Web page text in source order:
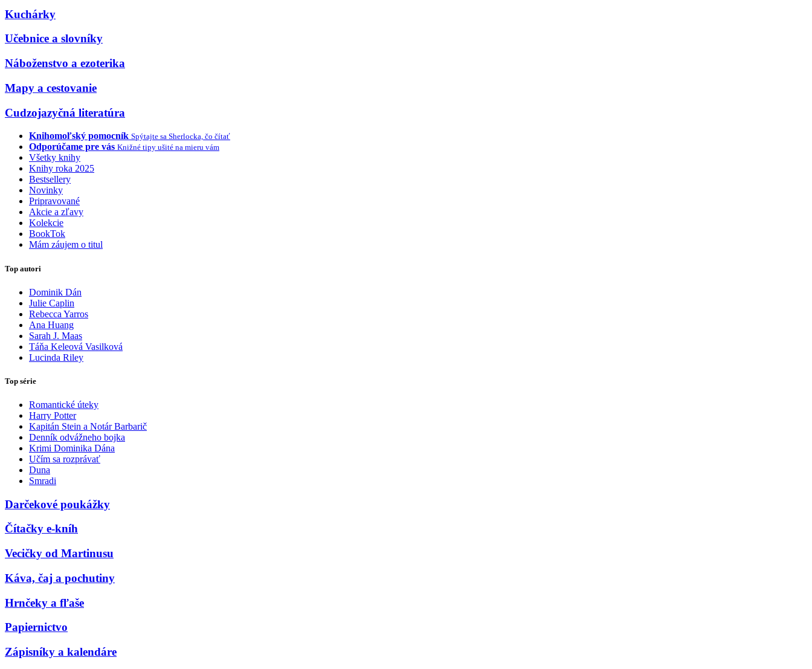
Kuchárky
Učebnice a slovníky
Náboženstvo a ezoterika
Mapy a cestovanie
Cudzojazyčná literatúra
Knihomoľský pomocník Spýtajte sa Sherlocka, čo čítať
Odporúčame pre vás Knižné tipy ušité na mieru vám
Všetky knihy
Knihy roka 2025
Bestsellery
Novinky
Pripravované
Akcie a zľavy
Kolekcie
BookTok
Mám záujem o titul
Top autori
Dominik Dán
Julie Caplin
Rebecca Yarros
Ana Huang
Sarah J. Maas
Táňa Keleová Vasilková
Lucinda Riley
Top série
Romantické úteky
Harry Potter
Kapitán Stein a Notár Barbarič
Denník odvážneho bojka
Krimi Dominika Dána
Učím sa rozprávať
Duna
Smradi
Darčekové poukážky
Čítačky e-kníh
Vecičky od Martinusu
Káva, čaj a pochutiny
Hrnčeky a fľaše
Papiernictvo
Zápisníky a kalendáre